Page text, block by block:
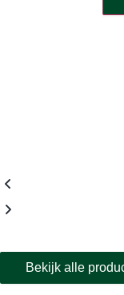
Bekijk alle